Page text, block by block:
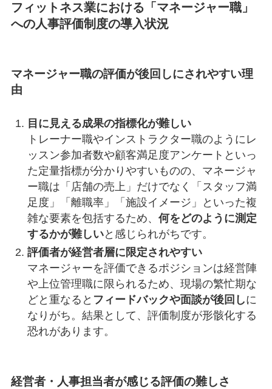
フィットネス業における「マネージャー職」
への人事評価制度の導入状況
マネージャー職の評価が後回しにされやすい理
由
目に見える成果の指標化が難しい
トレーナー職やインストラクター職のようにレ
ッスン参加者数や顧客満足度アンケートといっ
た定量指標が分かりやすいものの、マネージャ
ー職は「店舗の売上」だけでなく「スタッフ満
足度」「離職率」「施設イメージ」といった複
雑な要素を包括するため、 何をどのように測定
するかが難しいと感じられがちです。
評価者が経営者層に限定されやすい
マネージャーを評価できるポジションは経営陣
や上位管理職に限られるため、現場の繁忙期な
どと重なると フィードバックや面談が後回しに
なりがち。結果として、評価制度が形骸化する
恐れがあります。
経営者・人事担当者が感じる評価の難しさ